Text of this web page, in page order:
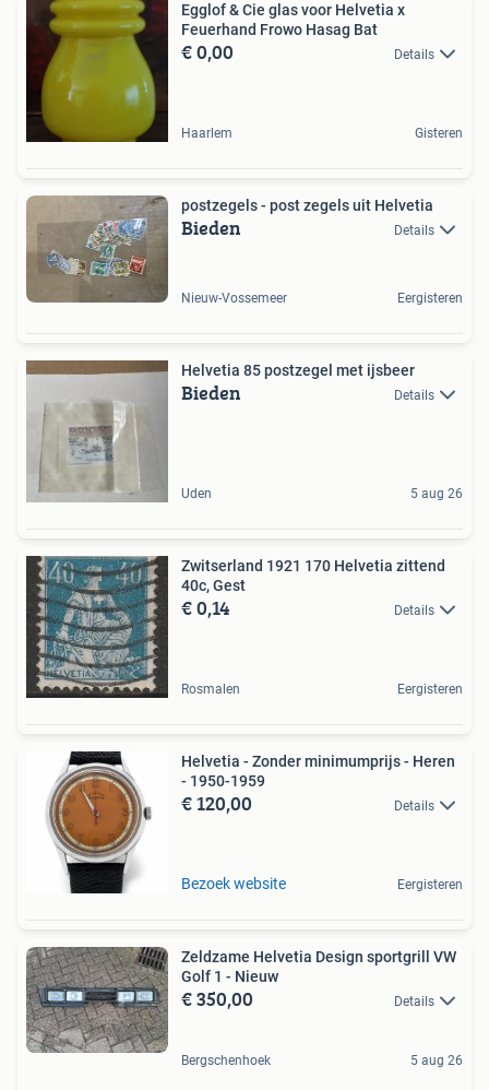
Egglof & Cie glas voor Helvetia x
Feuerhand Frowo Hasag Bat
€ 0,00 Details
Haarlem Gisteren
postzegels - post zegels uit Helvetia
Bieden Details
Nieuw-Vossemeer Eergisteren
Helvetia 85 postzegel met ijsbeer
Bieden Details
Uden 5 aug 26
Zwitserland 1921 170 Helvetia zittend
40c, Gest
€ 0,14 Details
Rosmalen Eergisteren
Helvetia - Zonder minimumprijs - Heren
- 1950-1959
€ 120,00 Details
Bezoek website Eergisteren
Zeldzame Helvetia Design sportgrill VW
Golf 1 - Nieuw
€ 350,00 Details
Bergschenhoek 5 aug 26